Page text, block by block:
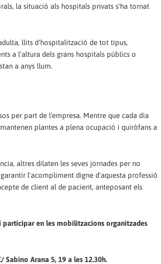
la situació als hospitals privats s'ha tornat
llits d'hospitalització de tot tipus,
a l'altura dels grans hospitals públics o
a anys llum.
per part de l'empresa. Mentre que cada dia
plantes a plena ocupació i quiròfans a
altres dilaten les seves jornades per no
l'acompliment digne d'aquesta professió
de client al de pacient, anteposant els
participar en les mobilitzacions organitzades
Arana 5, 19 a les 12.30h.